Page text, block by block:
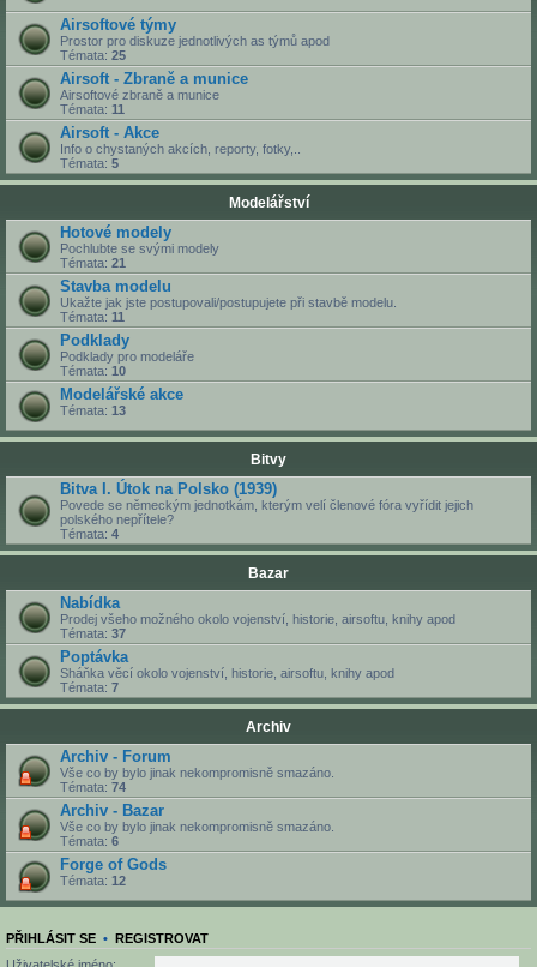
Airsoftové týmy
Prostor pro diskuze jednotlivých as týmů apod
Témata: 25
Airsoft - Zbraně a munice
Airsoftové zbraně a munice
Témata: 11
Airsoft - Akce
Info o chystaných akcích, reporty, fotky,..
Témata: 5
Modelářství
Hotové modely
Pochlubte se svými modely
Témata: 21
Stavba modelu
Ukažte jak jste postupovali/postupujete při stavbě modelu.
Témata: 11
Podklady
Podklady pro modeláře
Témata: 10
Modelářské akce
Témata: 13
Bitvy
Bitva I. Útok na Polsko (1939)
Povede se německým jednotkám, kterým velí členové fóra vyřídit jejich
polského nepřítele?
Témata: 4
Bazar
Nabídka
Prodej všeho možného okolo vojenství, historie, airsoftu, knihy apod
Témata: 37
Poptávka
Sháňka věcí okolo vojenství, historie, airsoftu, knihy apod
Témata: 7
Archiv
Archiv - Forum
Vše co by bylo jinak nekompromisně smazáno.
Témata: 74
Archiv - Bazar
Vše co by bylo jinak nekompromisně smazáno.
Témata: 6
Forge of Gods
Témata: 12
PŘIHLÁSIT SE • REGISTROVAT